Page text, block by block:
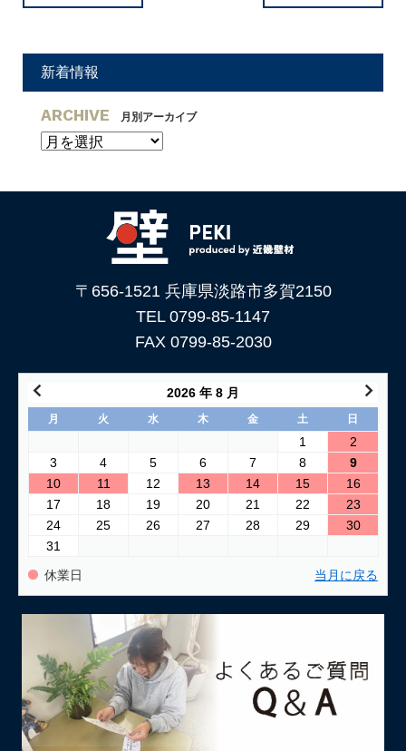
新着情報
ARCHIVE 月別アーカイブ
〒656-1521 兵庫県淡路市多賀2150
TEL 0799-85-1147
FAX 0799-85-2030
2026 年 8 月
月 火 水 木 金 土 日
1
2
3
4 5 6 7 8
9
10
11 12 13 14 15
16
17
18 19 20 21 22
23
24
25 26 27 28 29
30
31
休業日 当月に戻る